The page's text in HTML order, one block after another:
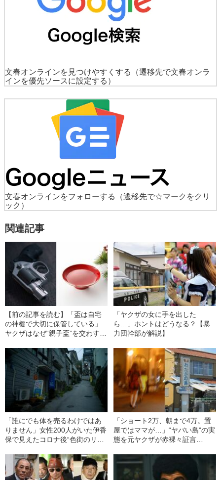
文春オンラインを見つけやすくする
（遷移先で文春オンラ
インを優先ソースに設定する）
文春オンラインをフォローする
（遷移先で☆マークをクリ
ック）
関連記事
【前の記事を読む】「盃は自宅
の神棚で大切に保管している」
ヤクザはなぜ“親子盃”を交わすの
「ヤクザの女に手を出した
ら…」ホントはどうなる？【暴
力団幹部が解説】
「誰にでも体を売るわけではあ
りません」女性200人がいた伊香
保で見えたコロナ後“色街のリア
「ショート2万、朝まで4万。置
屋ではママが…」“ヤバい島”の実
態を元ヤクザが赤裸々証言